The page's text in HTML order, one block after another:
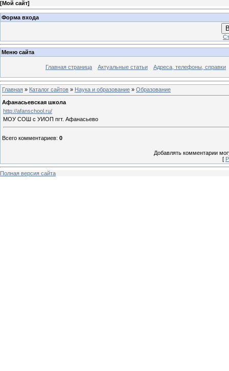
[Мой сайт]
Форма входа
Меню сайта
Главная страница Актуальные статьи Адреса, телефоны, справки
Главная » Каталог сайтов » Наука и образование » Образование
Афанасьевская школа
http://afanschool.ru/
МОУ СОШ с УИОП пгт. Афанасьево
Всего комментариев: 0
Добавлять комментарии
[
Полная версия сайта